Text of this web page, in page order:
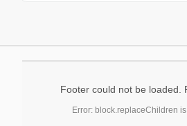
Footer could not be loaded.
Error: block.replaceChildren